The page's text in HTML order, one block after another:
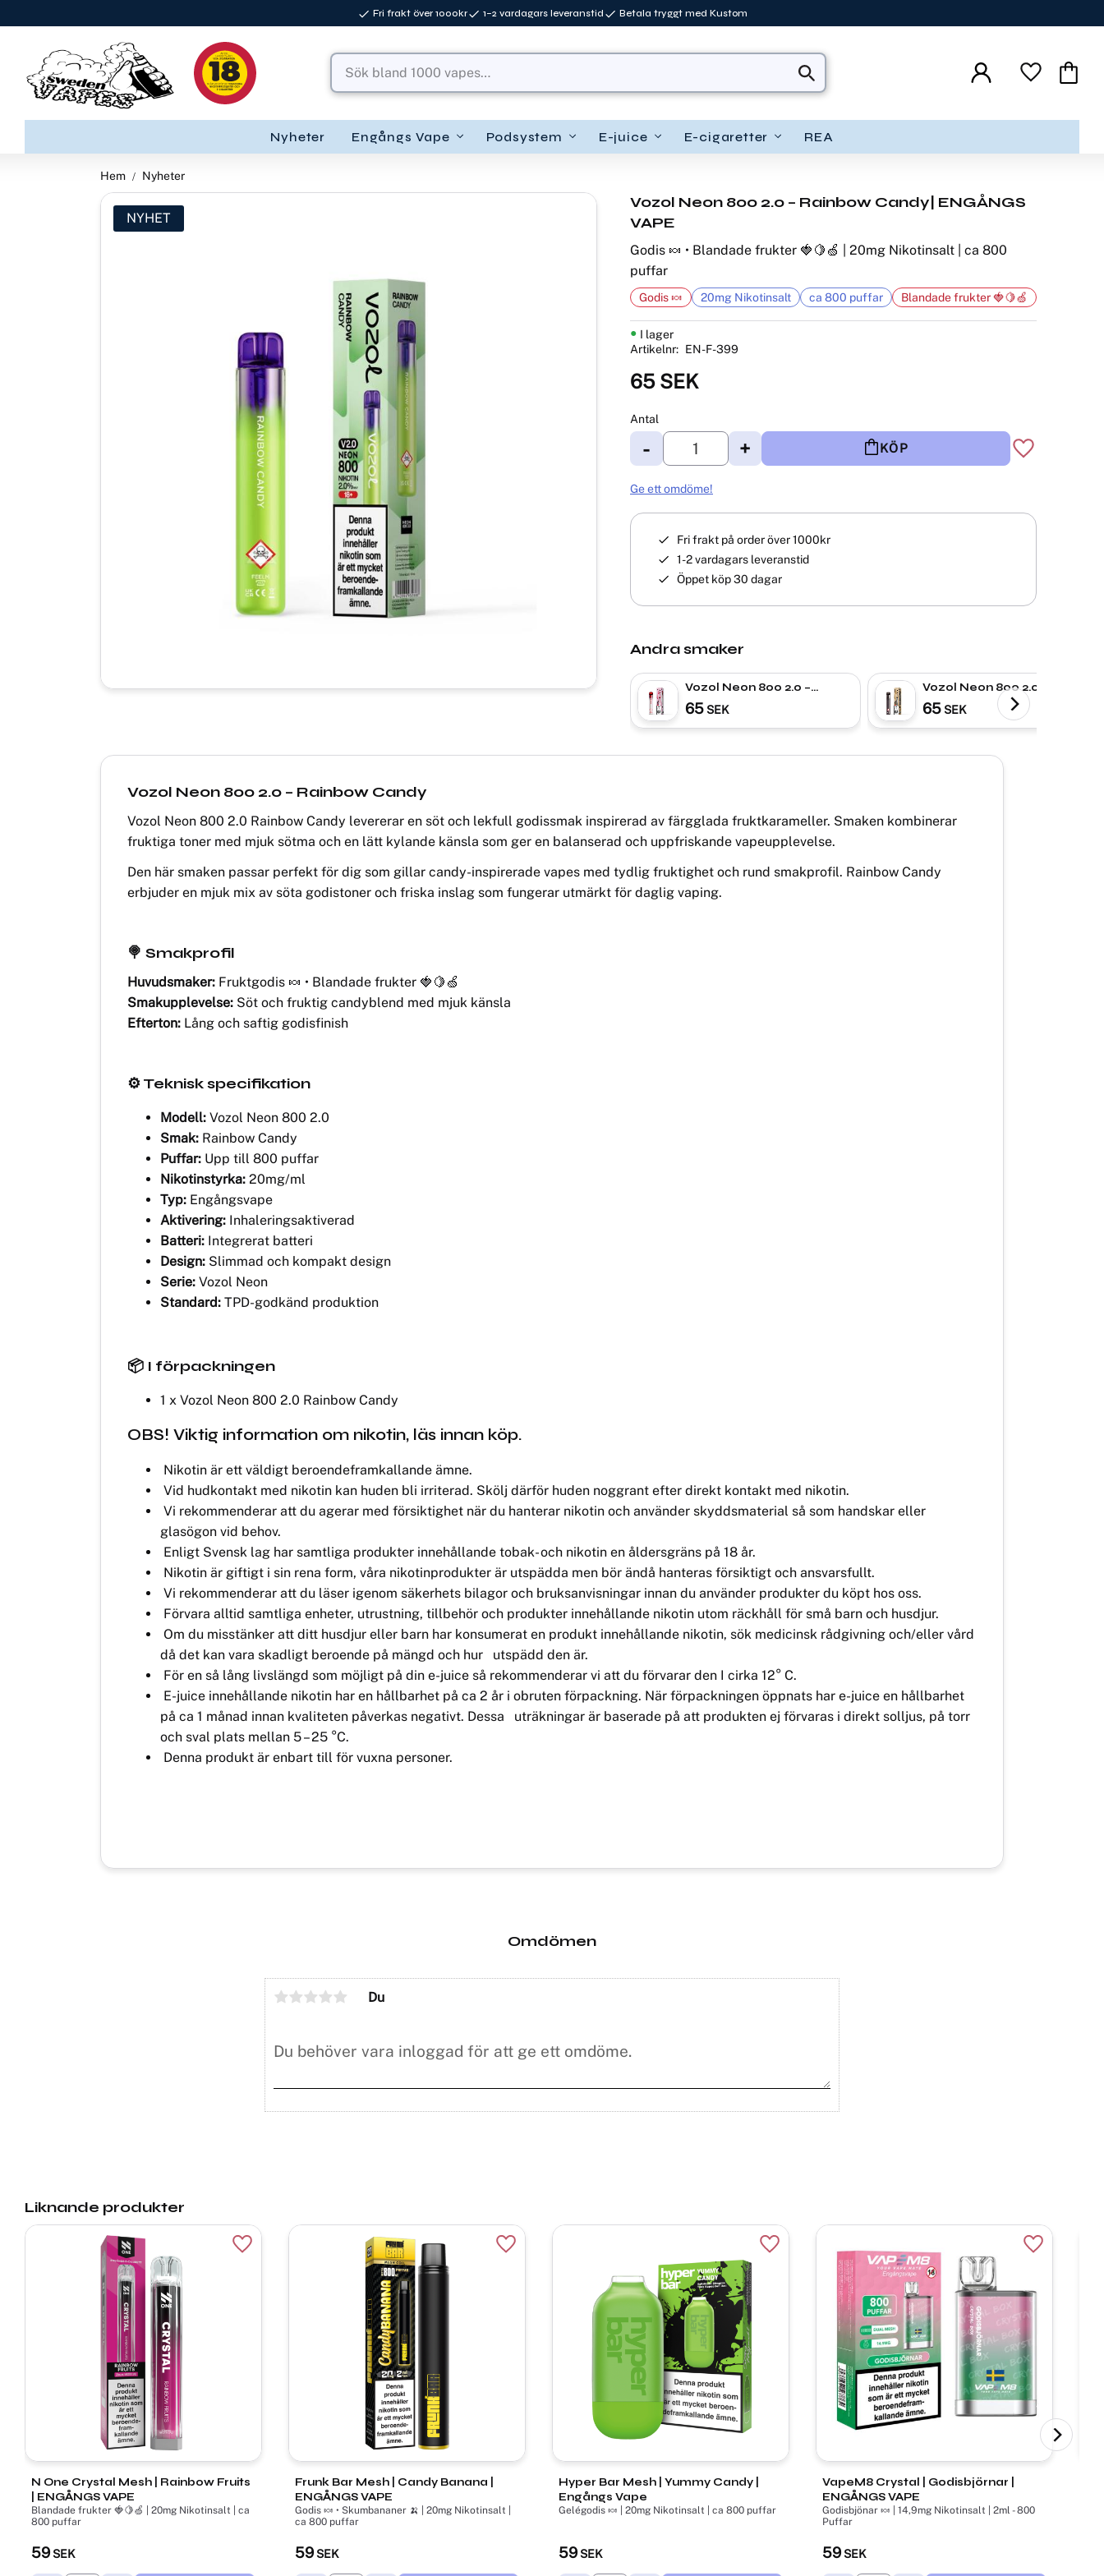
Fri frakt över 1000kr 1–2 vardagars leveranstid Betala tryggt med Kustom
Favoriter
Nyheter Engångs Vape Podsystem E-juice E-cigaretter REA
Hem Nyheter
NYHET
Vozol Neon 800 2.0 – Rainbow Candy| ENGÅNGS
VAPE
Godis 🍬 • Blandade frukter 🍓🍋🍏 | 20mg Nikotinsalt | ca 800
puffar
65SEK
Antal
+
- KÖP
Lägg till i
I lager
Artikelnr
EN-F-399
Godis 🍬 20mg Nikotinsalt ca 800 puffar Blandade frukter 🍓🍋🍏
Ge ett omdöme!
Fri frakt på order över 1000kr
1-2 vardagars leveranstid
Öppet köp 30 dagar
Andra smaker
Vozol Neon 800 2.0 –
Cherry Ice | ENGÅNGS
VAPE
65SEK
Vozol Neon 800 2.0 –
Cream Tobacco |
ENGÅNGS VAPE
65SEK
Vozol Neon 800 2.0 – Rainbow Candy
Vozol Neon 800 2.0 Rainbow Candy levererar en söt och lekfull godissmak inspirerad av färgglada fruktkarameller. Smaken kombinerar
fruktiga toner med mjuk sötma och en lätt kylande känsla som ger en balanserad och uppfriskande vapeupplevelse.
Den här smaken passar perfekt för dig som gillar candy-inspirerade vapes med tydlig fruktighet och rund smakprofil. Rainbow Candy
erbjuder en mjuk mix av söta godistoner och friska inslag som fungerar utmärkt för daglig vaping.
🍭 Smakprofil
Huvudsmaker: Fruktgodis 🍬 • Blandade frukter 🍓🍋🍏
Smakupplevelse: Söt och fruktig candyblend med mjuk känsla
Efterton: Lång och saftig godisfinish
⚙️ Teknisk specifikation
Modell: Vozol Neon 800 2.0
Smak: Rainbow Candy
Puffar: Upp till 800 puffar
Nikotinstyrka: 20mg/ml
Typ: Engångsvape
Aktivering: Inhaleringsaktiverad
Batteri: Integrerat batteri
Design: Slimmad och kompakt design
Serie: Vozol Neon
Standard: TPD-godkänd produktion
📦 I förpackningen
1 x Vozol Neon 800 2.0 Rainbow Candy
OBS! Viktig information om nikotin, läs innan köp.
Nikotin är ett väldigt beroendeframkallande ämne.
Vid hudkontakt med nikotin kan huden bli irriterad. Skölj därför huden noggrant efter direkt kontakt med nikotin.
Vi rekommenderar att du agerar med försiktighet när du hanterar nikotin och använder skyddsmaterial så som handskar eller
glasögon vid behov.
Enligt Svensk lag har samtliga produkter innehållande tobak- och nikotin en åldersgräns på 18 år.
Nikotin är giftigt i sin rena form, våra nikotinprodukter är utspädda men bör ändå hanteras försiktigt och ansvarsfullt.
Vi rekommenderar att du läser igenom säkerhets bilagor och bruksanvisningar innan du använder produkter du köpt hos oss.
Förvara alltid samtliga enheter, utrustning, tillbehör och produkter innehållande nikotin utom räckhåll för små barn och husdjur.
Om du misstänker att ditt husdjur eller barn har konsumerat en produkt innehållande nikotin, sök medicinsk rådgivning och/eller vård
då det kan vara skadligt beroende på mängd och hur utspädd den är.
För en så lång livslängd som möjligt på din e-juice så rekommenderar vi att du förvarar den I cirka 12° C.
E-juice innehållande nikotin har en hållbarhet på ca 2 år i obruten förpackning. När förpackningen öppnats har e-juice en hållbarhet
på ca 1 månad innan kvaliteten påverkas negativt. Dessa uträkningar är baserade på att produkten ej förvaras i direkt solljus, på torr
och sval plats mellan 5 – 25 °C.
Denna produkt är enbart till för vuxna personer.
Omdömen
Du
Liknande produkter
N One Crystal Mesh | Rainbow Fruits
| ENGÅNGS VAPE
Blandade frukter 🍓🍋🍏 | 20mg Nikotinsalt | ca
800 puffar
59 SEK
Lägg till i favoriter
Frunk Bar Mesh | Candy Banana |
ENGÅNGS VAPE
Godis 🍬 • Skumbananer 🍌 | 20mg Nikotinsalt |
ca 800 puffar
59 SEK
Lägg till i favoriter
Hyper Bar Mesh | Yummy Candy |
Engångs Vape
Gelégodis 🍬 | 20mg Nikotinsalt | ca 800 puffar
59 SEK
Lägg till i favoriter
VapeM8 Crystal | Godisbjörnar |
ENGÅNGS VAPE
Godisbjönar 🍬 | 14,9mg Nikotinsalt | 2ml - 800
Puffar
59 SEK
Lägg till i